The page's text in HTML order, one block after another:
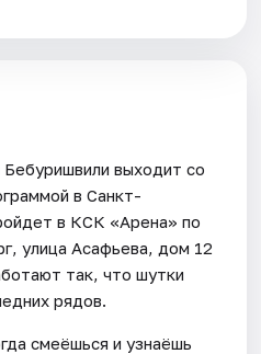
выходит со
в Санкт-
в КСК «Арена» по
улица Асафьева, дом 12
так, что шутки
рядов.
смеёшься и узнаёшь